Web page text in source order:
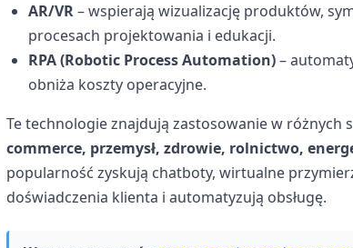
AR/VR– wspierają wizualizację produktów,
procesach projektowania i edukacji.
RPA (Robotic Process Automation)–
obniża koszty operacyjne.
Te technologie znajdują zastosowanie w
commerce, przemysł, zdrowie, rolnictwo,
popularność zyskują chatboty, wirtualne
doświadczenia klienta i automatyzują obsługę.